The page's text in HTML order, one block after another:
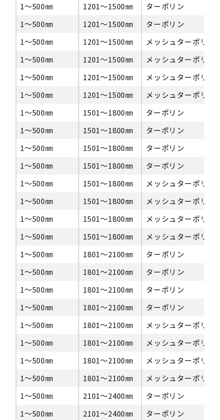
1〜500㎜
1201〜1500㎜
ターポリン
1〜500㎜
1201〜1500㎜
ターポリン
1〜500㎜
1201〜1500㎜
メッシュターポリン
1〜500㎜
1201〜1500㎜
メッシュターポリン
1〜500㎜
1201〜1500㎜
メッシュターポリン
1〜500㎜
1201〜1500㎜
メッシュターポリン
1〜500㎜
1501～1800㎜
ターポリン
1〜500㎜
1501～1800㎜
ターポリン
1〜500㎜
1501～1800㎜
ターポリン
1〜500㎜
1501～1800㎜
ターポリン
1〜500㎜
1501～1800㎜
メッシュターポリン
1〜500㎜
1501～1800㎜
メッシュターポリン
1〜500㎜
1501～1800㎜
メッシュターポリン
1〜500㎜
1501～1800㎜
メッシュターポリン
1〜500㎜
1801～2100㎜
ターポリン
1〜500㎜
1801～2100㎜
ターポリン
1〜500㎜
1801～2100㎜
ターポリン
1〜500㎜
1801～2100㎜
ターポリン
1〜500㎜
1801～2100㎜
メッシュターポリン
1〜500㎜
1801～2100㎜
メッシュターポリン
1〜500㎜
1801～2100㎜
メッシュターポリン
1〜500㎜
1801～2100㎜
メッシュターポリン
1〜500㎜
2101～2400㎜
ターポリン
1〜500㎜
2101～2400㎜
ターポリン